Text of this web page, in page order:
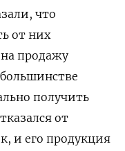
что
от них
продажу
получить
от
и его продукция